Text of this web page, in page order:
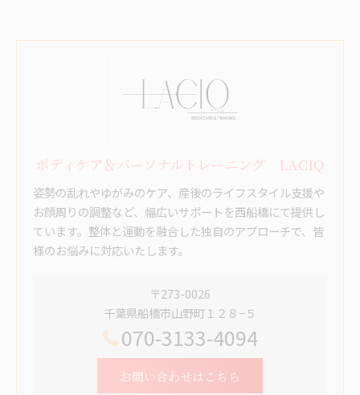
ボディケア＆パーソナルトレーニング LACIQ
姿勢の乱れやゆがみのケア、産後のライフスタイル支援や
お顔周りの調整など、幅広いサポートを西船橋にて提供し
ています。整体と運動を融合した独自のアプローチで、皆
様のお悩みに対応いたします。
〒273-0026
千葉県船橋市山野町１２８−５
070-3133-4094
お問い合わせはこちら